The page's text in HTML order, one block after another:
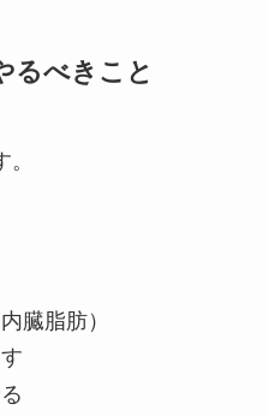
るべきこと
臓脂肪）